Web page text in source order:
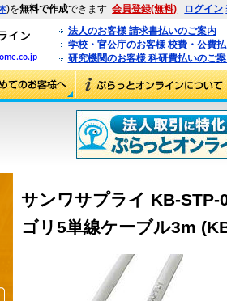
)を無料で作成できます 会員登録(無料) ログイン
法人のお客様 請求書払いのご案内
学校・官公庁のお客様 校費・公費
研究機関のお客様 科研費払いのご
サンワサプライ KB-
ゴリ5単線ケーブル3m